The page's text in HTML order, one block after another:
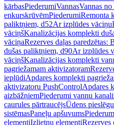
kārbasPiederumiVannasVannas
enkurskrūvēmPiederumiRemonta
paliktņiem, d52Ar izplūdes vāciņu
vāciņšKanalizācijas komplekti
vāciņaRezerves daļas paredzētas:
dušas paliktņiem, d90Ar izplūdes
vāciņšKanalizācijas komplekti
pagriežamam aktivizatoram
ieplūdiApdares komplekti
aktivizatoru PushControlApdares
aizbāžņiemPiederumi vannu
caurules pārtraucējsŪdens
sistēmasPaneļu apšuvums
elementiIzlietņu elementiRezerves